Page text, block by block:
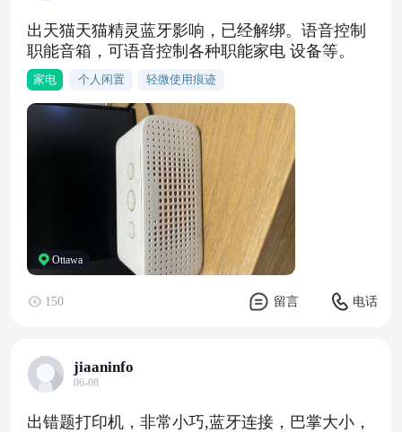
出天猫天猫精灵蓝牙影响，已经解绑。语音控制
职能音箱，可语音控制各种职能家电 设备等。
家电 个人闲置 轻微使用痕迹
Ottawa
150 留言 电话
jiaaninfo
06-08
出错题打印机，非常小巧,蓝牙连接，巴掌大小，